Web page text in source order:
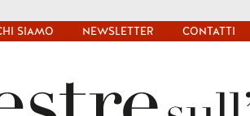
SIAMO NEWSLETTER CONTATTI